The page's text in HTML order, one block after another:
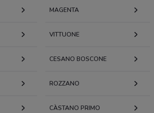
MAGENTA
VITTUONE
CESANO BOSCONE
ROZZANO
CÀSTANO PRIMO